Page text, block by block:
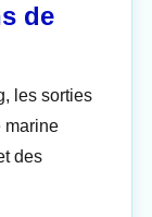
de
les sorties
marine
des